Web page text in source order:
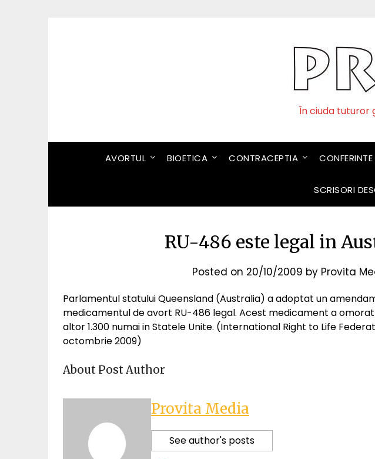
În ciuda tuturor
AVORTUL BIOETICA CONTRACEPTIA CONFERINTE
SCRISORI
RU-486 este legal in
Posted on 20/10/2009 by Provita
Parlamentul statului Queensland (Australia) a adoptat un
medicamentul de avort RU-486 legal. Acest medicament a
altor 1.300 numai in Statele Unite. (International Right to Life
octombrie 2009)
About Post Author
Provita Media
See author's posts